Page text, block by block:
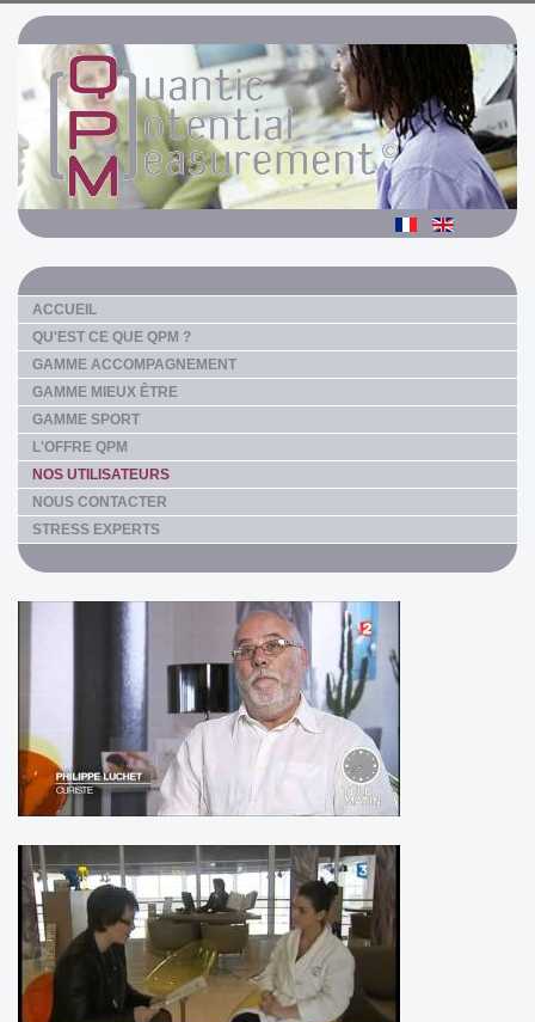
ACCUEIL
QU'EST CE QUE QPM ?
GAMME ACCOMPAGNEMENT
GAMME MIEUX ÊTRE
GAMME SPORT
L'OFFRE QPM
NOS UTILISATEURS
NOUS CONTACTER
STRESS EXPERTS